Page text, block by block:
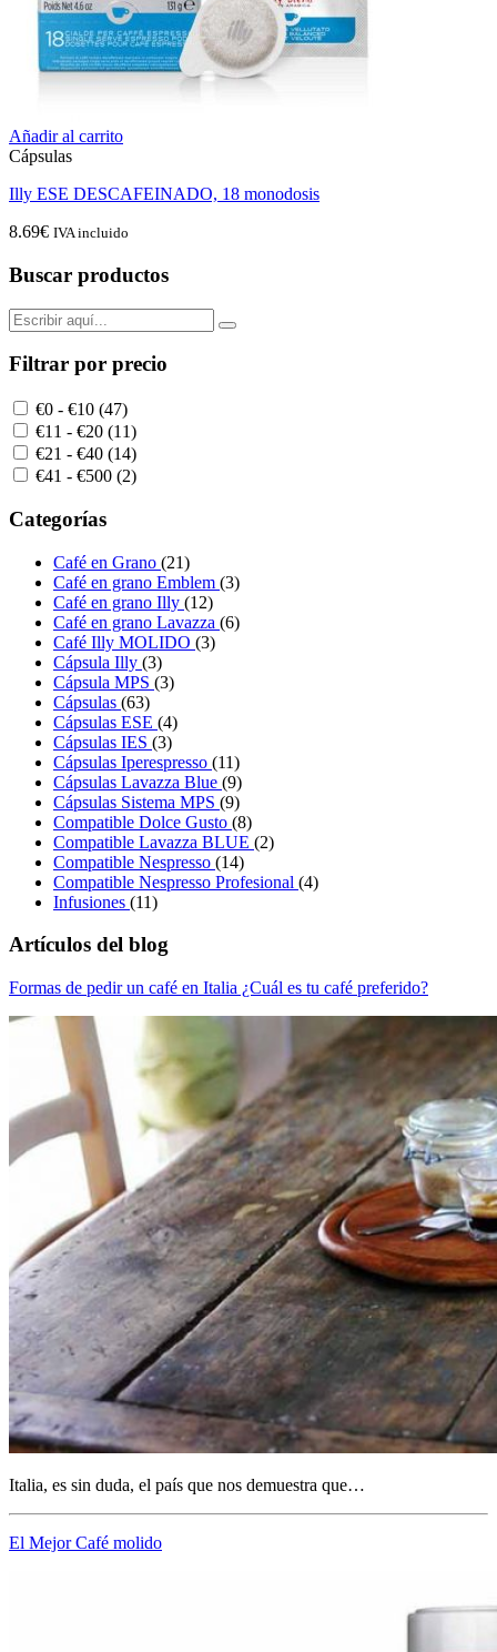
Añadir al carrito
Cápsulas
Illy ESE DESCAFEINADO, 18 monodosis
8.69€ IVA incluido
Buscar productos
Filtrar por precio
€0 - €10 (47)
€11 - €20 (11)
€21 - €40 (14)
€41 - €500 (2)
Categorías
Café en Grano (21)
Café en grano Emblem (3)
Café en grano Illy (12)
Café en grano Lavazza (6)
Café Illy MOLIDO (3)
Cápsula Illy (3)
Cápsula MPS (3)
Cápsulas (63)
Cápsulas ESE (4)
Cápsulas IES (3)
Cápsulas Iperespresso (11)
Cápsulas Lavazza Blue (9)
Cápsulas Sistema MPS (9)
Compatible Dolce Gusto (8)
Compatible Lavazza BLUE (2)
Compatible Nespresso (14)
Compatible Nespresso Profesional (4)
Infusiones (11)
Artículos del blog
Formas de pedir un café en Italia ¿Cuál es tu café preferido?
Italia, es sin duda, el país que nos demuestra que…
El Mejor Café molido